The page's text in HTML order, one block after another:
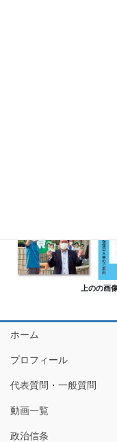
上のの画
ホーム
プロフィール
代表質問・一般質問
動画一覧
政治信条